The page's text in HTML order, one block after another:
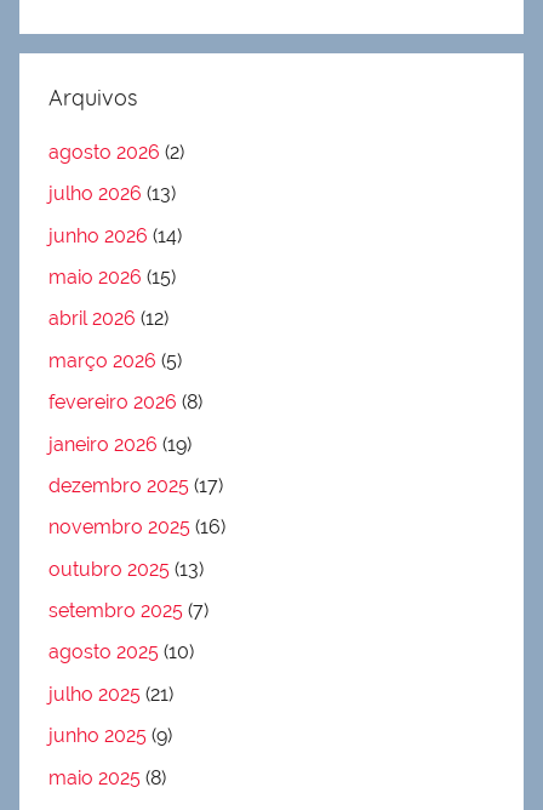
Arquivos
agosto 2026 (2)
julho 2026 (13)
junho 2026 (14)
maio 2026 (15)
abril 2026 (12)
março 2026 (5)
fevereiro 2026 (8)
janeiro 2026 (19)
dezembro 2025 (17)
novembro 2025 (16)
outubro 2025 (13)
setembro 2025 (7)
agosto 2025 (10)
julho 2025 (21)
junho 2025 (9)
maio 2025 (8)